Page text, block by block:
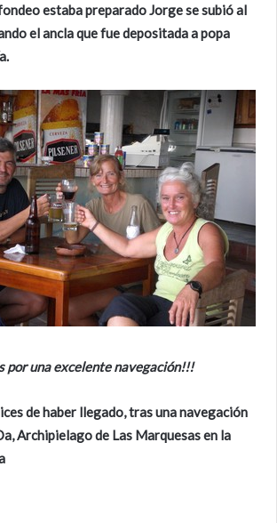
estaba preparado Jorge se subió al
el ancla que fue depositada a popa
por una excelente navegación!!!
de haber llegado, tras una navegación
Archipielago de Las Marquesas en la